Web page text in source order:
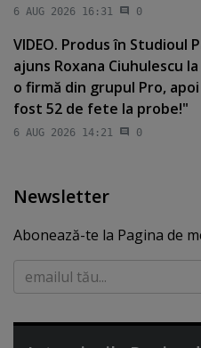
6 AUG 2026 16:31 0
VIDEO. Produs în Studioul
ajuns Roxana Ciuhulescu
o firmă din grupul Pro,
fost 52 de fete la probe!"
6 AUG 2026 14:21 0
Newsletter
Abonează-te la Pagina de